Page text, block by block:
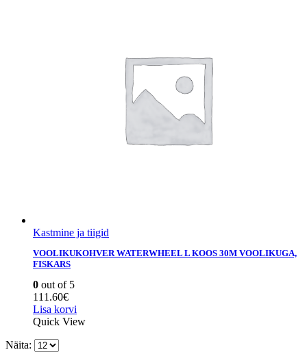
Kastmine ja tiigid
VOOLIKUKOHVER WATERWHEEL L KOOS 30M VOOLIKUGA,
FISKARS
0 out of 5
111.60€
Lisa korvi
Quick View
Näita: